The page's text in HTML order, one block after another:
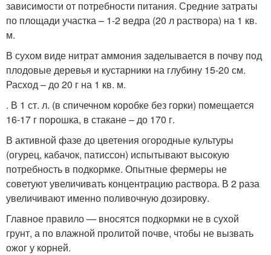
зависимости от потребности питания. Средние затраты
по площади участка – 1-2 ведра (20 л раствора) на 1 кв.
м.
В сухом виде нитрат аммония заделывается в почву под
плодовые деревья и кустарники на глубину 15-20 см.
Расход – до 20 г на 1 кв. м.
. В 1 ст. л. (в спичечном коробке без горки) помещается
16-17 г порошка, в стакане – до 170 г.
В активной фазе до цветения огородные культуры
(огурец, кабачок, патиссон) испытывают высокую
потребность в подкормке. Опытные фермеры не
советуют увеличивать концентрацию раствора. В 2 раза
увеличивают именно поливочную дозировку.
Главное правило — вносятся подкормки не в сухой
грунт, а по влажной пролитой почве, чтобы не вызвать
ожог у корней.